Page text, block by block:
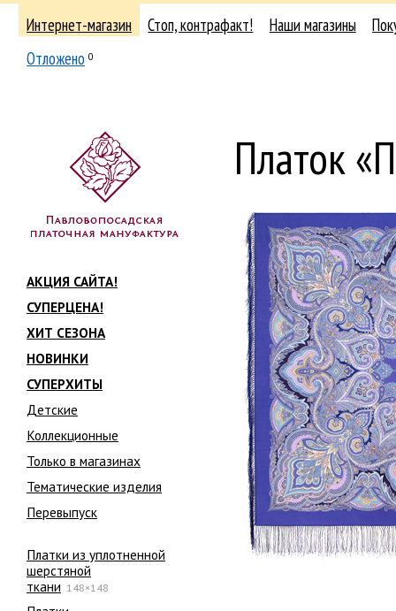
Интернет-магазин Стоп, контрафакт! Наши магазины
Отложено 0
АКЦИЯ САЙТА!
СУПЕРЦЕНА!
ХИТ СЕЗОНА
НОВИНКИ
СУПЕРХИТЫ
Детские
Коллекционные
Только в магазинах
Тематические изделия
Перевыпуск
Платки из уплотненной
шерстяной
ткани 148×148
Платок